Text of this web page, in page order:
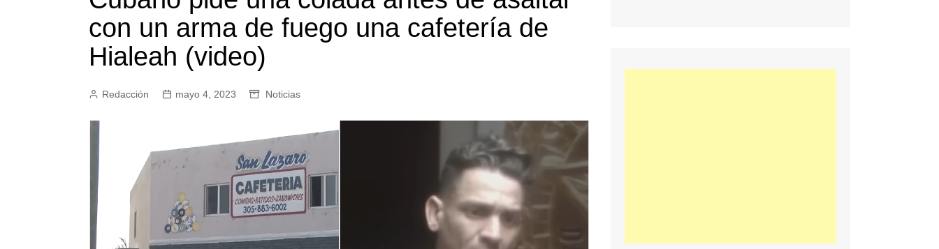
con un arma de fuego una cafetería de
Hialeah (video)
Redacción mayo 4, 2023 Noticias